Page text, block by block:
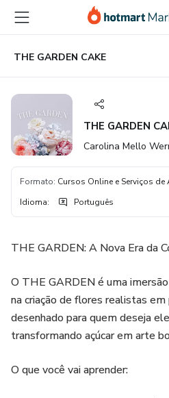
para
conteúdo
principal
para
pagamento
para
rodapé
THE GARDEN CAKE
THE GARDEN
Carolina Mello
Formato: Cursos Online e Serviços de
Idioma: Português
THE GARDEN: A Nova Era da
O THE GARDEN é uma
na criação de flores realistas
desenhado para quem deseja
transformando açúcar em arte
O que você vai aprender: